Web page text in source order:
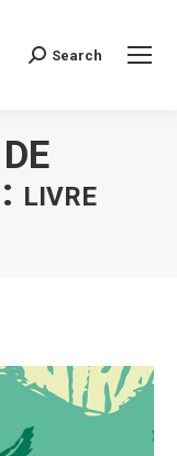
Recherche
Search
LIVRE